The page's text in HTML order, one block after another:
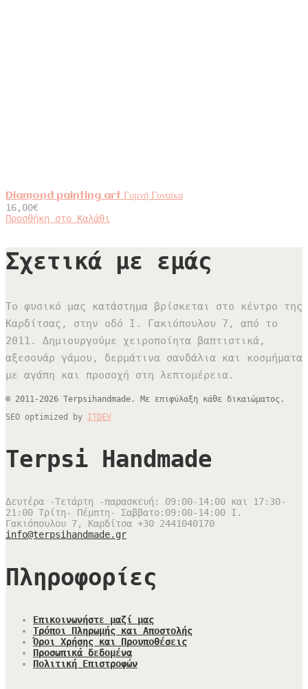
Diamond painting art Γυμνή Γυναίκα
16,00€
Προσθήκη στο Καλάθι
Σχετικά με εμάς
Το φυσικό μας κατάστημα βρίσκεται στο κέντρο της
Καρδίτσας, στην οδό Ι. Γακιόπουλου 7, από το
2011. Δημιουργούμε χειροποίητα βαπτιστικά,
αξεσουάρ γάμου, δερμάτινα σανδάλια και κοσμήματα
με αγάπη και προσοχή στη λεπτομέρεια.
© 2011-2026 Terpsihandmade. Με επιφύλαξη κάθε δικαιώματος.
SEO optimized by ITDEV
Terpsi Handmade
Δευτέρα -Τετάρτη -παρασκευή: 09:00-14:00 και 17:30-
21:00 Τρίτη- Πέμπτη- Σαββατο:09:00-14:00 Ι.
Γακιόπουλου 7, Καρδίτσα +30 2441040170
info@terpsihandmade.gr
Πληροφορίες
Επικοινωνήστε μαζί μας
Τρόποι Πληρωμής και Αποστολής
Όροι Χρήσης και Προυποθέσεις
Προσωπικά δεδομένα
Πολιτική Επιστροφών